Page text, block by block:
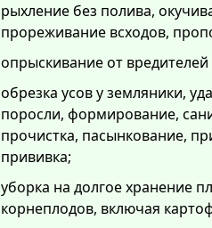
рыхление без полива,
прореживание всходов,
опрыскивание от
обрезка усов у земляники,
поросли, формирование,
прочистка, пасынкование,
прививка;
уборка на долгое хранение
корнеплодов, включая